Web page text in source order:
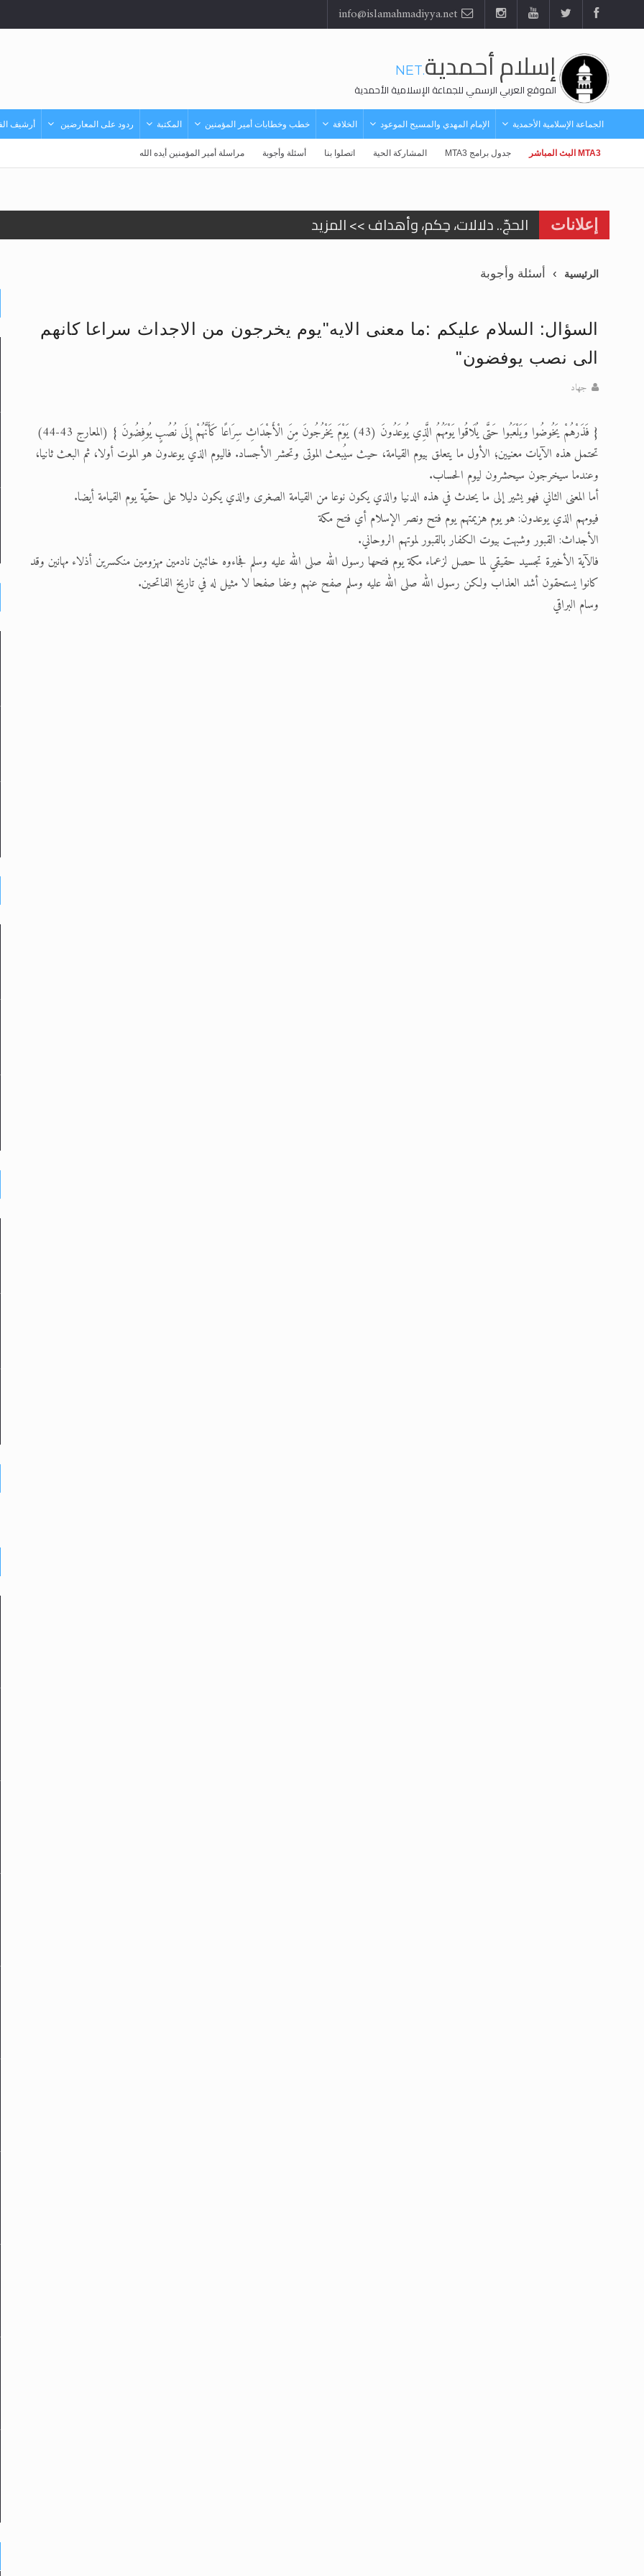
إسلام أحمدية.NET
الموقع العربي الرسمي للجماعة الإسلامية الأحمدية
الجماعة الإسلامية الأحمدية الإمام المهدي والمسيح الموعود الخلافة خطب وخطابات أمير المؤمنين المكتبة ردود على المعارضين أرشيف
MTA3 البث المباشر جدول برامج MTA3 المشاركة الحية اتصلوا بنا أسئلة وأجوبة مراسلة أمير المؤمنين أيده الله
إعلانات
اقرأ هذا المقال في أهمية عيد الأضحى وأحكامه >> المزيد
الحجّ.. دلالات، حِكم، وأهداف >> المزيد
تعميم هامّ لأفراد الجماعة >> المزيد
تعميم هامّ لأفراد الجماعة >> المزيد
إعلان هامّ بخصوص الرسائل المرسلة إلى حضرة امير المؤمنين أيده الله والمكتب العربي >>
اقرأ هذا الكتاب وتعرّف على حقيقة الإسراء والمعراج >> المزيد
عرض مصوَّر لأقوال المستشرقين في خاتم النبيين صلى الله عليه وسلم >> المزيد
الحجّ.. دلالات، حِكم، وأهداف >> المزيد
الرئيسية أسئلة وأجوبة
السؤال: السلام عليكم :ما معنى الايه"يوم يخرجون من الاجداث سراعا كانهم
الى نصب يوفضون"
جهاد
{ فَذَرْهُمْ يَخُوضُوا وَيَلْعَبُوا حَتَّى يُلَاقُوا يَوْمَهُمُ الَّذِي يُوعَدُونَ (43) يَوْمَ يَخْرُجُونَ مِنَ الْأَجْدَاثِ سِرَاعًا كَأَنَّهُمْ إِلَى نُصُبٍ يُوفِضُونَ } (المعارج 43-44)
تحتمل هذه الآيات معنيين؛ الأول ما يتعلق بيوم القيامة، حيث سيُبعث الموتى وتحشر الأجساد. فاليوم الذي يوعدون هو الموت أولا، ثم البعث ثانيا،
وعندما سيخرجون سيحشرون ليوم الحساب.
أما المعنى الثاني فهو يشير إلى ما يحدث في هذه الدنيا والذي يكون نوعا من القيامة الصغرى والذي يكون دليلا على حقيّة يوم القيامة أيضا.
فيومهم الذي يوعدون: هو يوم هزيمتهم يوم فتح ونصر الإسلام أي فتح مكة
الأجداث: القبور وشبهت بيوت الكفار بالقبور لموتهم الروحاني.
فالآية الأخيرة تجسيد حقيقي لما حصل لزعماء مكة يوم فتحها رسول الله صلى الله عليه وسلم فجاءوه خائبين نادمين مهزومين منكسرين أذلاء مهانين وقد
كانوا يستحقون أشد العذاب ولكن رسول الله صلى الله عليه وسلم صفح عنهم وعفا صفحا لا مثيل له في تاريخ الفاتحين.
وسام البراقي